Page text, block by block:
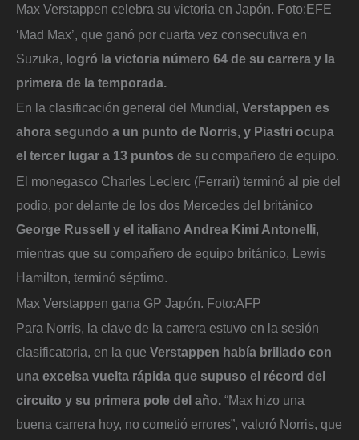
Max Verstappen celebra su victoria en Japón. Foto:EFE
‘Mad Max’, que ganó por cuarta vez consecutiva en
Suzuka, logró la victoria número 64 de su carrera y la
primera de la temporada.
En la clasificación general del Mundial, Verstappen es
ahora segundo a un punto de Norris, y Piastri ocupa
el tercer lugar a 13 puntos de su compañero de equipo.
El monegasco Charles Leclerc (Ferrari) terminó al pie del
podio, por delante de los dos Mercedes del británico
George Russell y el italiano Andrea Kimi Antonelli,
mientras que su compañero de equipo británico, Lewis
Hamilton, terminó séptimo.
Max Verstappen gana GP Japón. Foto:AFP
Para Norris, la clave de la carrera estuvo en la sesión
clasificatoria, en la que Verstappen había brillado con
una excelsa vuelta rápida que supuso el récord del
circuito y su primera pole del año. “Max hizo una
buena carrera hoy, no cometió errores”, valoró Norris, que